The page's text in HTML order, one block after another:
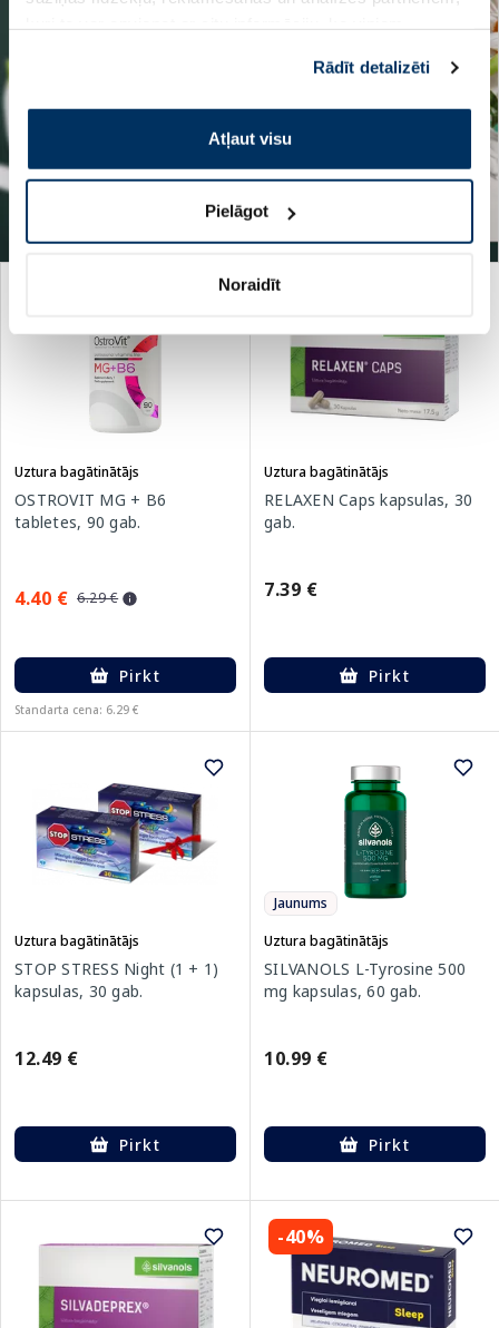
pakalpojumus. Ja piekrītat šo papildu sīkdatņu
izmantošanai, lūdzu, atzīmējiet savu izvēli:
Rādīt detalizēti
Atļaut visu
Pielāgot
Noraidīt
Uztura bagātinātājs
OSTROVIT MG + B6
tabletes, 90 gab.
4.40 € 6.29 €
Pirkt
Standarta cena: 6.29 €
Uztura bagātinātājs
RELAXEN Caps kapsulas, 30
gab.
7.39 €
Pirkt
Uztura bagātinātājs
STOP STRESS Night (1 + 1)
kapsulas, 30 gab.
12.49 €
Pirkt
Jaunums
Uztura bagātinātājs
SILVANOLS L-Tyrosine 500
mg kapsulas, 60 gab.
10.99 €
Pirkt
-40%